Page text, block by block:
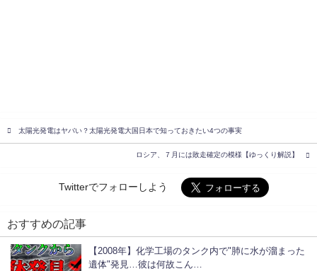
太陽光発電はヤバい？太陽光発電大国日本で知っておきたい4つの事実
ロシア、７月には敗走確定の模様【ゆっくり解説】
Twitterでフォローしよう
おすすめの記事
【2008年】化学工場のタンク内で"肺に水が溜まった
遺体"発見…彼は何故こん…